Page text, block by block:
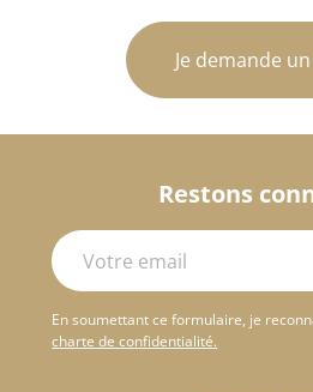
Je demande
Restons
En soumettant ce formulaire, je
charte de confidentialité.